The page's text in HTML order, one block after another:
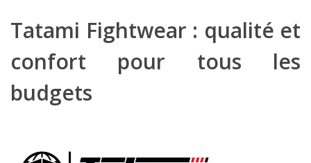
Tatami Fightwear : qualité et
confort pour tous les
budgets